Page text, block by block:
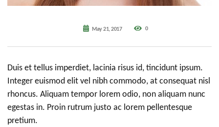
May 21, 2017 0
Duis et tellus imperdiet, lacinia risus id, tincidunt ipsum.
Integer euismod elit vel nibh commodo, at consequat nisl
rhoncus. Aliquam tempor lorem odio, non aliquam nunc
egestas in. Proin rutrum justo ac lorem pellentesque
pretium.